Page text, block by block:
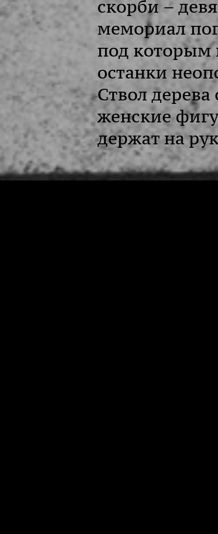
скорби –
мемориал
под которым
останки
Ствол
женские
держат на